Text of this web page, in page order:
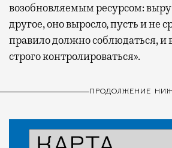
возобновляемым ресурсом:
другое, оно выросло, пусть и не
правило должно соблюдаться,
строго контролироваться».
ПРОДОЛЖЕНИЕ